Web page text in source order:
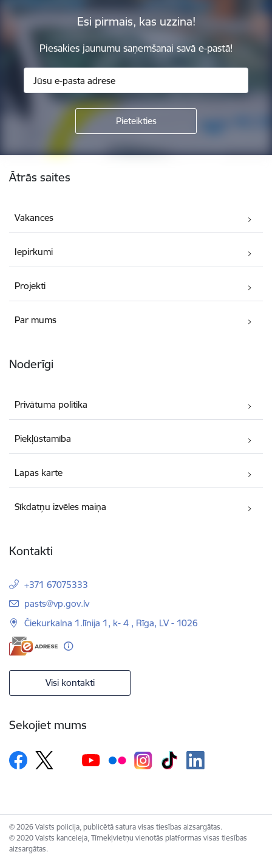
Esi pirmais, kas uzzina!
Piesakies jaunumu saņemšanai savā e-pastā!
Ātrās saites
Vakances
Iepirkumi
Projekti
Par mums
Noderīgi
Privātuma politika
Piekļūstamība
Lapas karte
Sīkdatņu izvēles maiņa
Kontakti
+371 67075333
E-pasts:
pasts@vp.gov.lv
Čiekurkalna 1.līnija 1, k- 4 , Rīga, LV - 1026
Visi kontakti
Sekojiet mums
© 2026 Valsts policija, publicētā satura visas tiesības aizsargātas.
© 2020 Valsts kanceleja, Tīmekļvietņu vienotās platformas visas tiesības
aizsargātas.